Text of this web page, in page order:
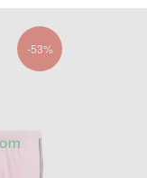
-53%